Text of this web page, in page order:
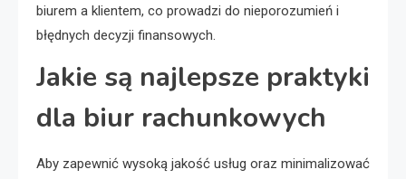
biurem a klientem, co prowadzi do nieporozumień i
błędnych decyzji finansowych.
Jakie są najlepsze praktyki
dla biur rachunkowych
Aby zapewnić wysoką jakość usług oraz minimalizować